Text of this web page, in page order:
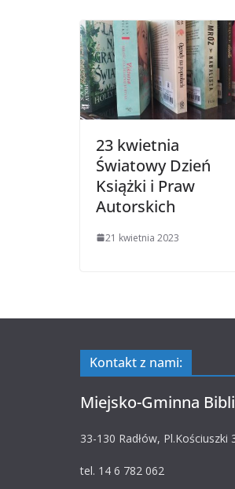
23 kwietnia
Światowy Dzień
Książki i Praw
Autorskich
21 kwietnia 2023
Kontakt z nami:
Miejsko-Gminna
33-130 Radłów, Pl.Kościuszki
tel. 14 6 782 062